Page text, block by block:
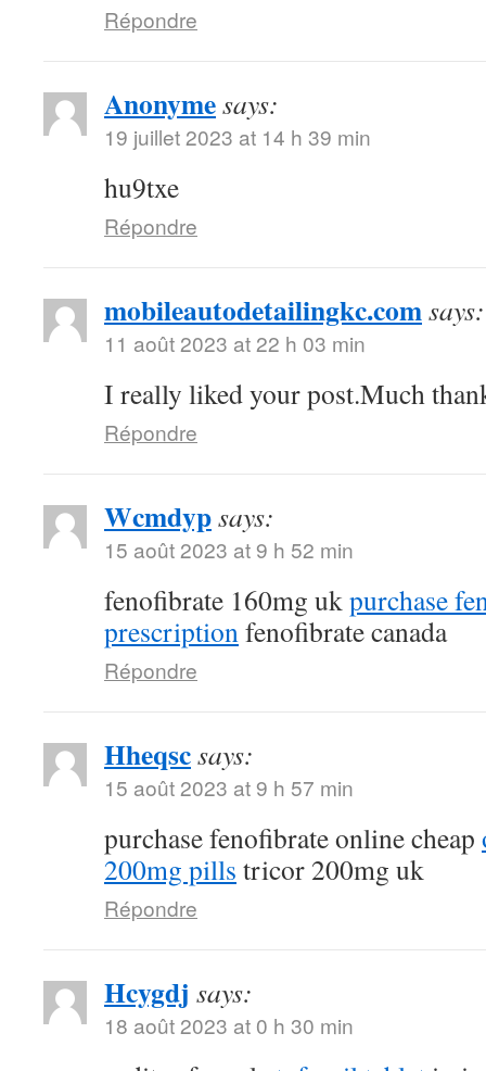
Répondre
Anonymesays:
19 juillet 2023 at 14 h 39 min
hu9txe
Répondre
mobileautodetailingkc.comsays:
11 août 2023 at 22 h 03 min
I really liked your post.Much
Répondre
Wcmdypsays:
15 août 2023 at 9 h 52 min
fenofibrate 160mg ukpurchase
prescriptionfenofibrate canada
Répondre
Hheqscsays:
15 août 2023 at 9 h 57 min
purchase fenofibrate online cheap
200mg pills tricor 200mg uk
Répondre
Hcygdj says:
18 août 2023 at 0 h 30 min